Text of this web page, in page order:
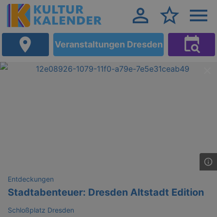
Veranstaltungen Dresden
Entdeckungen
Stadtabenteuer: Dresden Altstadt Edition
Schloßplatz Dresden